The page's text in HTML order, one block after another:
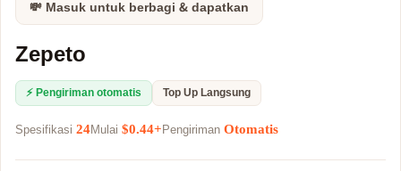
💸 Masuk untuk berbagi & dapatkan
Zepeto
⚡ Pengiriman otomatis Top Up Langsung
Spesifikasi 24Mulai $0.44+ Pengiriman Otomatis